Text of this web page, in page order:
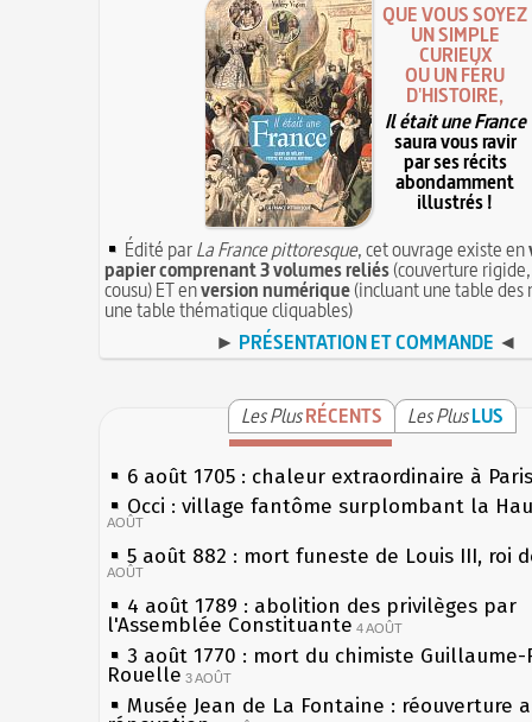
QUE VOUS SOYEZ
UN SIMPLE
CURIEUX
OU UN FÉRU
D'HISTOIRE,
Il était une France
saura vous ravir
par ses récits
abondamment
illustrés !
Édité parLa France pittoresque, cet ouvrage existe en
papier comprenant 3 volumes reliés(couverture
cousu) ET enversion numérique(incluant une table des
une table thématique cliquables)
► PRÉSENTATION ET COMMANDE ◄
Les PlusRÉCENTS Les PlusLUS
6 août 1705 : chaleur extraordinaire à Paris
Occi : village fantôme surplombant la
AOÛT
5 août 882 : mort funeste de Louis III, roi
AOÛT
4 août 1789 : abolition des privilèges par
l'Assemblée Constituante 4 AOÛT
3 août 1770 : mort du chimiste Guillaume-
Rouelle 3 AOÛT
Musée Jean de La Fontaine : réouverture